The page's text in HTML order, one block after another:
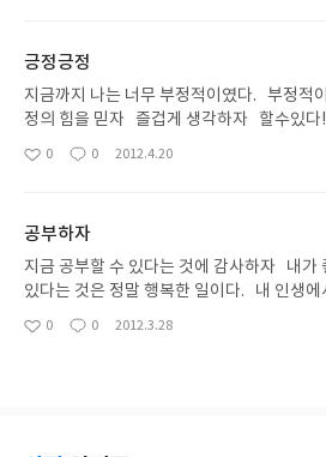
긍정긍정
지금까지 나는 너무 부정적이였다. 부정적이
정의 힘을 믿자 즐겁게 생각하자 할수있다!!!! 지금 공부할 수 있는 것
도 즐겁게 생각하자 !!!
좋
0
댓
0
작
2012.4.20
공부하자
지금 공부할 수 있다는 것에 감사하자 내가 좋아하는 공부에 매진할 수
있다는 것은 정말 행복한 일이다. 내 인생에서 가장 많이 공부할 수 있는
때가 지금이다 그리고 이 과정이 내 교직생활
좋
0
댓
0
작
2012.3.28